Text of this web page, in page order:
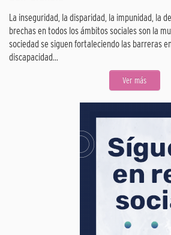
La inseguridad, la disparidad, la impunidad, la
brechas en todos los ámbitos sociales son la
sociedad se siguen fortaleciendo las barreras
discapacidad...
Ver más